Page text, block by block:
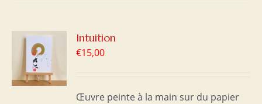
Intuition
€15,00
Œuvre peinte à la main sur du papier